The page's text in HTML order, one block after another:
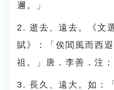
邇。」
2. 逝去、遠去。《文
賦》：「俟閶風而西
祖。」唐．李善．注
3. 長久、遠大。如：